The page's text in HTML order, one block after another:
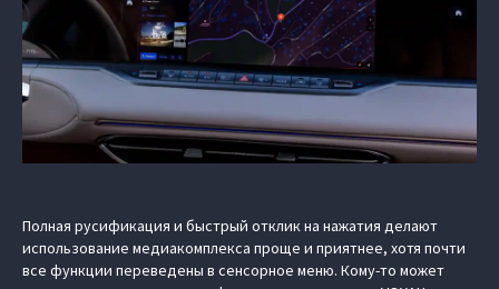
Полная русификация и быстрый отклик на нажатия делают
использование медиакомплекса проще и приятнее, хотя почти
все функции переведены в сенсорное меню. Кому-то может